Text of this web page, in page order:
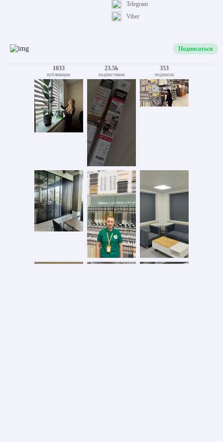
Viber
Telegram
Подписаться
1033
публикации
23.5k
подписчиков
353
подписок